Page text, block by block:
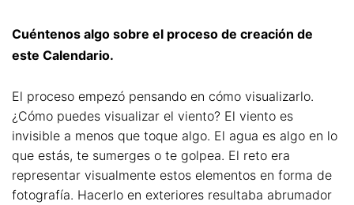
Cuéntenos algo sobre el proceso de creación de
este Calendario.
El proceso empezó pensando en cómo visualizarlo.
¿Cómo puedes visualizar el viento? El viento es
invisible a menos que toque algo. El agua es algo en lo
que estás, te sumerges o te golpea. El reto era
representar visualmente estos elementos en forma de
fotografía. Hacerlo en exteriores resultaba abrumador